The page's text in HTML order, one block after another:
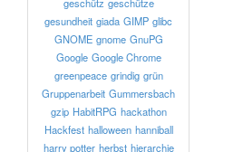
gesundheit giada GIMP glibc
GNOME gnome GnuPG
Google Google Chrome
greenpeace grindig grün
Gruppenarbeit Gummersbach
gzip HabitRPG hackathon
Hackfest halloween hanniball
harry potter herbst hierarchie